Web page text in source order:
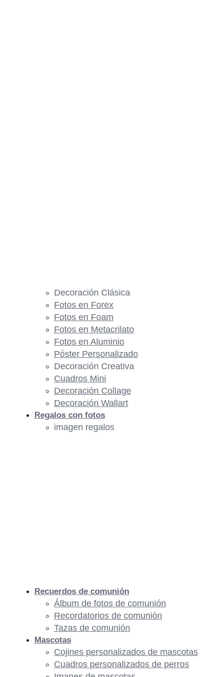
Decoración Clásica
Fotos en Forex
Fotos en Foam
Fotos en Metacrilato
Fotos en Aluminio
Póster Personalizado
Decoración Creativa
Cuadros Mini
Decoración Collage
Decoración Wallart
Regalos con fotos
imagen regalos
Recuerdos de comunión
Álbum de fotos de comunión
Recordatorios de comunión
Tazas de comunión
Mascotas
Cojines personalizados de mascotas
Cuadros personalizados de perros